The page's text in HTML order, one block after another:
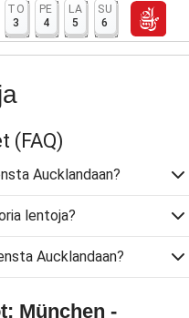
TO
3
PE
4
LA
5
SU
6
(FAQ)
Aucklandaan?
lentoja?
Aucklandaan?
München -